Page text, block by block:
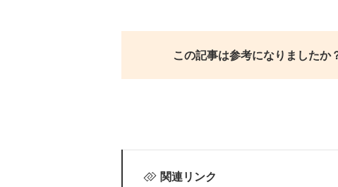
この記事は参考になりましたか
関連リンク